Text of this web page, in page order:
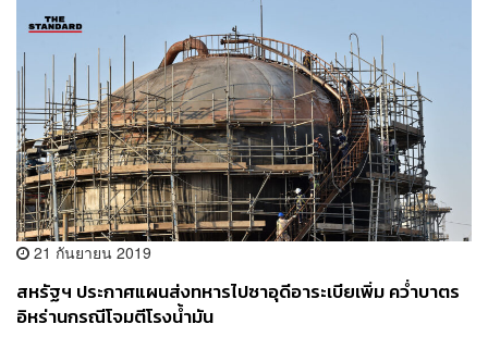
21 กันยายน 2019
สหรัฐฯ ประกาศแผนส่งทหารไปซาอุดีอาระเบียเพิ่ม คว่ำบาตร
อิหร่านกรณีโจมตีโรงน้ำมัน